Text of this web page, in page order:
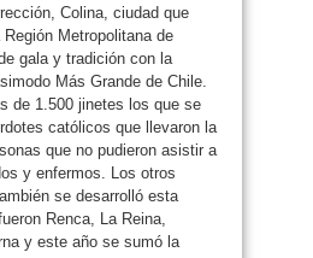
Colina, ciudad que
Metropolitana de
gala y tradición con la
Más Grande de Chile.
de 1.500 jinetes los que se
católicos que llevaron la
que no pudieron asistir a
y enfermos. Los otros
se desarrolló esta
Renca, La Reina,
y este año se sumó la